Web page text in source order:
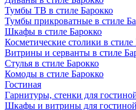
Тумбы ТВ в стиле Барокко
Тумбы прикроватные в стиле
Шкафы в стиле Барокко
Косметические столики в стиле
Витрины и серванты в стиле
Стулья в стиле Барокко
Комоды в стиле Барокко
Гостиная
Гарнитуры, стенки для
Шкафы и витрины для гостиной